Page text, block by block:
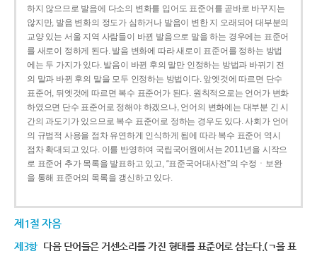
하지 않으므로 발음에 다소의 변화를 입어도 표준어를 곧바로 바꾸지는
않지만, 발음 변화의 정도가 심하거나 발음이 변한 지 오래되어 대부분의
교양 있는 서울 지역 사람들이 바뀐 발음으로 말을 하는 경우에는 표준어
를 새로이 정하게 된다. 발음 변화에 따라 새로이 표준어를 정하는 방법
에는 두 가지가 있다. 발음이 바뀐 후의 말만 인정하는 방법과 바뀌기 전
의 말과 바뀐 후의 말을 모두 인정하는 방법이다. 앞엣것에 따르면 단수
표준어, 뒤엣것에 따르면 복수 표준어가 된다. 원칙적으로는 언어가 변화
하였으면 단수 표준어로 정해야 하겠으나, 언어의 변화에는 대부분 긴 시
간의 과도기가 있으므로 복수 표준어로 정하는 경우도 있다. 사회가 언어
의 규범적 사용을 점차 유연하게 인식하게 됨에 따라 복수 표준어 역시
점차 확대되고 있다. 이를 반영하여 국립국어원에서는 2011년을 시작으
로 표준어 추가 목록을 발표하고 있고, “표준국어대사전”의 수정ㆍ보완
을 통해 표준어의 목록을 갱신하고 있다.
제1절 자음
제3항 다음 단어들은 거센소리를 가진 형태를 표준어로 삼는다.(ㄱ을 표